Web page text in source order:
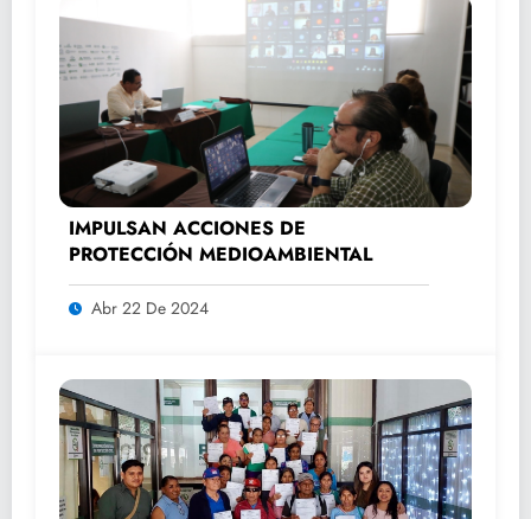
IMPULSAN ACCIONES DE
PROTECCIÓN MEDIOAMBIENTAL
Abr 22 De 2024